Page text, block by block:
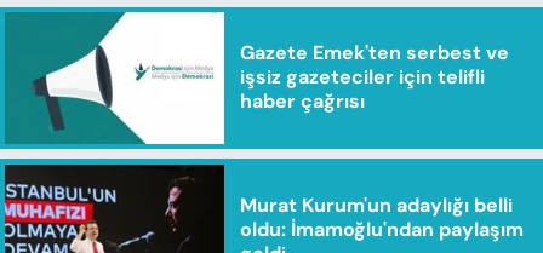
Gazete Emek'ten serbest ve
işsiz gazeteciler için telifli
haber çağrısı
Murat Kurum'un adaylığı belli
oldu: İmamoğlu'ndan paylaşım